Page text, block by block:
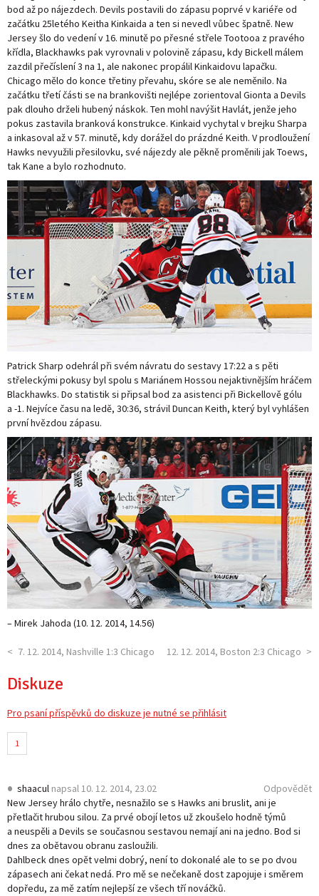
bod až po nájezdech. Devils postavili do zápasu poprvé v kariéře od
začátku 25letého Keitha Kinkaida a ten si nevedl vůbec špatně. New
Jersey šlo do vedení v 16. minutě po přesné střele Tootooa z pravého
křídla, Blackhawks pak vyrovnali v polovině zápasu, kdy Bickell málem
zazdil přečíslení 3 na 1, ale nakonec propálil Kinkaidovu lapačku.
Chicago mělo do konce třetiny převahu, skóre se ale neměnilo. Na
začátku třetí části se na brankovišti nejlépe zorientoval Gionta a Devils
pak dlouho drželi hubený náskok. Ten mohl navýšit Havlát, jenže jeho
pokus zastavila branková konstrukce. Kinkaid vychytal v brejku Sharpa
a inkasoval až v 57. minutě, kdy dorážel do prázdné Keith. V prodloužení
Hawks nevyužili přesilovku, své nájezdy ale pěkně proměnili jak Toews,
tak Kane a bylo rozhodnuto.
Patrick Kane při svém nájezdu
Patrick Sharp odehrál při svém návratu do sestavy 17:22 a s pěti
střeleckými pokusy byl spolu s Mariánem Hossou nejaktivnějším hráčem
Blackhawks. Do statistik si připsal bod za asistenci při Bickellově gólu
a -1. Nejvíce času na ledě, 30:36, strávil Duncan Keith, který byl vyhlášen
první hvězdou zápasu.
Keith Kinkaid vychytal v brejku Patricka Sharpa
– Mirek Jahoda (10. 12. 2014, 14.56)
12. 12. 2014, Boston 2:3 Chicago
7. 12. 2014, Nashville 1:3 Chicago
Diskuze
Pro psaní příspěvků do diskuze je nutné se přihlásit
1
shaacul napsal10. 12. 2014, 23.02
New Jersey hrálo chytře, nesnažilo se s Hawks ani bruslit, ani je
přetlačit hrubou silou. Za prvé obojí letos už zkoušelo hodně týmů
a neuspěli a Devils se současnou sestavou nemají ani na jedno. Bod si
dnes za obětavou obranu zasloužili.
Dahlbeck dnes opět velmi dobrý, není to dokonalé ale to se po dvou
zápasech ani čekat nedá. Pro mě se nečekaně dost zapojuje i směrem
dopředu, za mě zatím nejlepší ze všech tří nováčků.
Odpovědět